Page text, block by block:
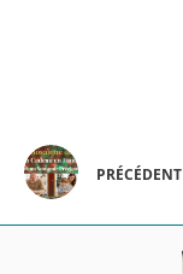
PRÉCÉDENT